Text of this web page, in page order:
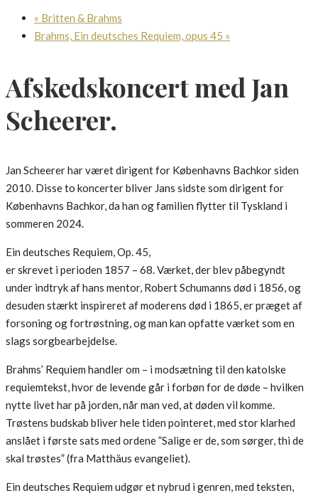
« Britten & Brahms
Brahms, Ein deutsches Requiem, opus 45 »
Afskedskoncert med Jan
Scheerer.
Jan Scheerer har været dirigent for Københavns Bachkor siden
2010. Disse to koncerter bliver Jans sidste som dirigent for
Københavns Bachkor, da han og familien flytter til Tyskland i
sommeren 2024.
Ein deutsches Requiem, Op. 45,
er skrevet i perioden 1857 – 68. Værket, der blev påbegyndt
under indtryk af hans mentor, Robert Schumanns død i 1856, og
desuden stærkt inspireret af moderens død i 1865, er præget af
forsoning og fortrøstning, og man kan opfatte værket som en
slags sorgbearbejdelse.
Brahms’ Requiem handler om – i modsætning til den katolske
requiemtekst, hvor de levende går i forbøn for de døde – hvilken
nytte livet har på jorden, når man ved, at døden vil komme.
Trøstens budskab bliver hele tiden pointeret, med stor klarhed
anslået i første sats med ordene ”Salige er de, som sørger, thi de
skal trøstes” (fra Matthäus evangeliet).
Ein deutsches Requiem udgør et nybrud i genren, med teksten,